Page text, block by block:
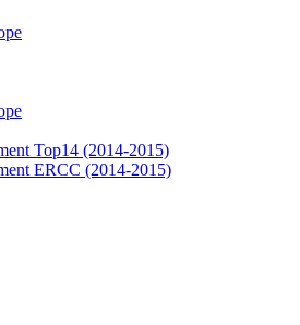
Top14 (2014-2015)
ERCC (2014-2015)